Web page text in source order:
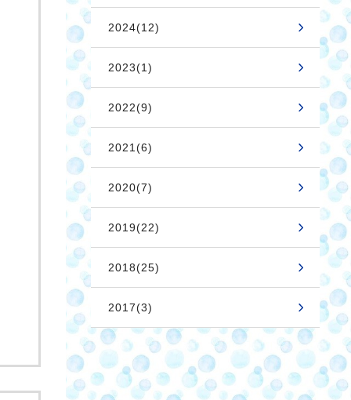
2024(12)
2023(1)
2022(9)
2021(6)
2020(7)
2019(22)
2018(25)
2017(3)